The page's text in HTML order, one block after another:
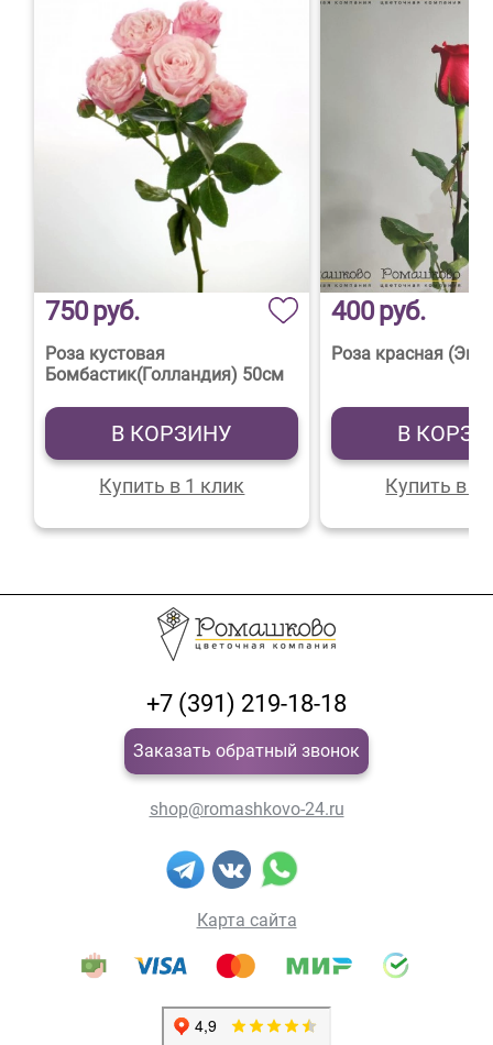
750руб.
Роза кустовая
Бомбастик(Голландия) 50см
В КОРЗИНУ
Купить в 1 клик
400руб.
Роза красная
В
Купить в 1
+7 (391) 219-18-18
Заказать обратный звонок
shop@romashkovo-24.ru
Карта сайта